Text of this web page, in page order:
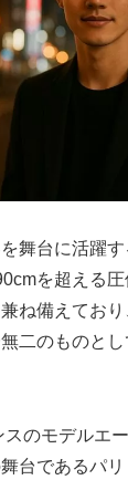
舞台に活躍
を超える
ね備えてお
二のものと
のモデルエ
台であるパ